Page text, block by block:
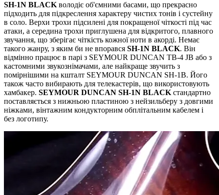
SH-1N BLACK володіє об'ємними басами, що прекрасно
підходить для підкреслення характеру чистих тонів і сустейну
в соло. Верхи трохи підсилені для покращеної чіткості під час
атаки, а середина трохи приглушена для відкритого, плавного
звучання, що зберігає чіткість кожної ноти в акорді. Немає
такого жанру, з яким би не впорався SH-1N BLACK. Він
відмінно працює в парі з SEYMOUR DUNCAN TB-4 JB або з
кастомними звукознімачами, але найкраще звучить з
помірнішими на кшталт SEYMOUR DUNCAN SH-1B. Його
також часто вибирають для телекастерів, що використовують
хамбакер. SEYMOUR DUNCAN SH-1N BLACK стандартно
поставляється з нижньою пластиною з нейзильберу з довгими
ніжками, вінтажним кондукторним обплітальним кабелем і
без логотипу.